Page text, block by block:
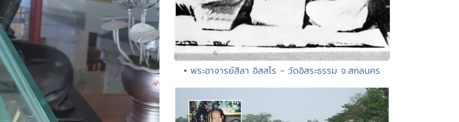
• พระอาจารย์สีลา อิสสโร - วัดอิสระธรรม จ.สกลนคร